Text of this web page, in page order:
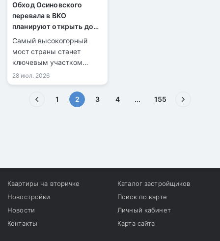
Обход Осиновского
перевала в ВКО
планируют открыть до
конца 2026 года
Самый высокогорный
мост страны станет
ключевым участком
новой трассы.
28 июл. 2026
1 2(текущая)
3 4 ... 155
Квартиры на вторичке
Новостройки
Новости
Контакты
Каталог застройщиков
Поиск по карте
Личный кабинет
Карта сайта